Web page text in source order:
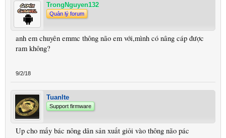
TrongNguyen132
Quản lý forum
anh em chuyên emmc thông não em với,mình có nâng cáp được
ram không?
9/2/18
Tuanlte
Support firmware
Up cho mấy bác nông dân sản xuất giỏi vào thông não pác